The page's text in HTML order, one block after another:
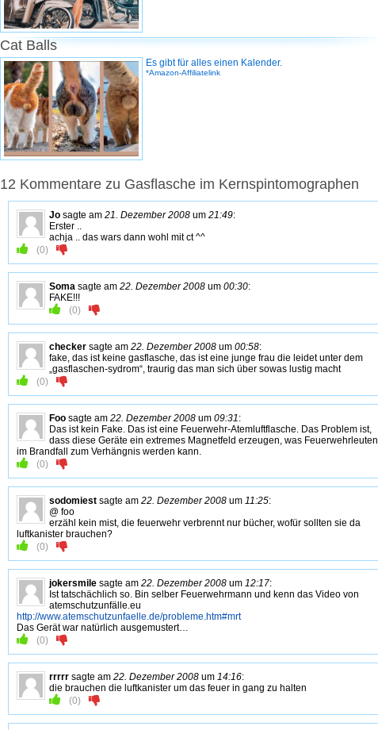
Cat Balls
Es gibt für alles einen Kalender.
*Amazon-Affiliatelink
12 Kommentare zu Gasflasche im Kernspintomographen
Jo sagte am 21. Dezember 2008 um 21:49:
Erster ..
achja .. das wars dann wohl mit ct ^^
(0)
Soma sagte am 22. Dezember 2008 um 00:30:
FAKE!!!
(0)
checker sagte am 22. Dezember 2008 um 00:58:
fake, das ist keine gasflasche, das ist eine junge frau die leidet unter dem
„gasflaschen-sydrom“, traurig das man sich über sowas lustig macht
(0)
Foo sagte am 22. Dezember 2008 um 09:31 :
Das ist kein Fake. Das ist eine Feuerwehr-Atemluftflasche. Das Problem ist,
dass diese Geräte ein extremes Magnetfeld erzeugen, was Feuerwehrleuten
im Brandfall zum Verhängnis werden kann.
(0)
sodomiest sagte am 22. Dezember 2008 um 11:25:
@ foo
erzähl kein mist, die feuerwehr verbrennt nur bücher, wofür sollten sie da
luftkanister brauchen?
(0)
jokersmile sagte am 22. Dezember 2008 um 12:17:
Ist tatschächlich so. Bin selber Feuerwehrmann und kenn das Video von
atemschutzunfälle.eu
http://www.atemschutzunfaelle.de/probleme.htm#mrt
Das Gerät war natürlich ausgemustert…
(0)
rrrrr sagte am 22. Dezember 2008 um 14:16:
die brauchen die luftkanister um das feuer in gang zu halten
(0)